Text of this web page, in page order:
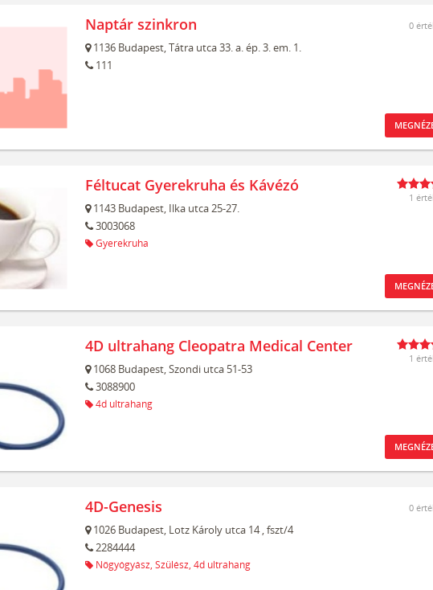
Naptár szinkron
1136 Budapest,Tátra utca 33. a. ép. 3. em. 1.
111
0
Féltucat Gyerekruha és Kávézó
1143 Budapest, Ilka utca 25-27.
3003068
Gyerekruha
1
4D ultrahang Cleopatra Medical Center
1068 Budapest,Szondi utca 51-53
3088900
4d ultrahang
1
4D-Genesis
1026 Budapest, Lotz Károly utca 14, fszt/4
2284444
Nőgyógyász, Szülész, 4d ultrahang
0